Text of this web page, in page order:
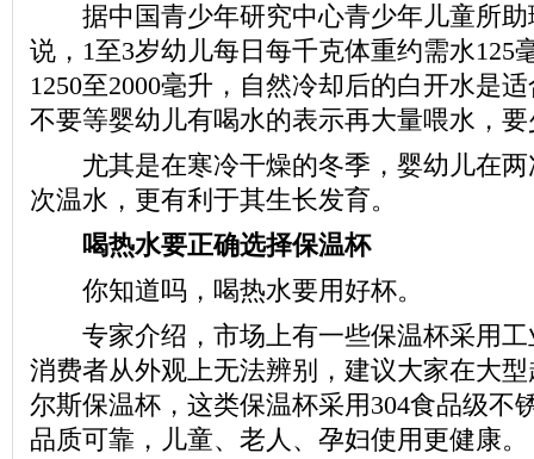
据中国青少年研究中心青少年儿童所助
说，1至3岁幼儿每日每千克体重约需水125
1250至2000毫升，自然冷却后的白开水是
不要等婴幼儿有喝水的表示再大量喂水，
尤其是在寒冷干燥的冬季，婴幼儿在两
次温水，更有利于其生长发育。
喝热水要正确选择保温杯
你知道吗，喝热水要用好杯。
专家介绍，市场上有一些保温杯采用工
消费者从外观上无法辨别，建议大家在大
尔斯保温杯，这类保温杯采用304食品级不
品质可靠，儿童、老人、孕妇使用更健康。